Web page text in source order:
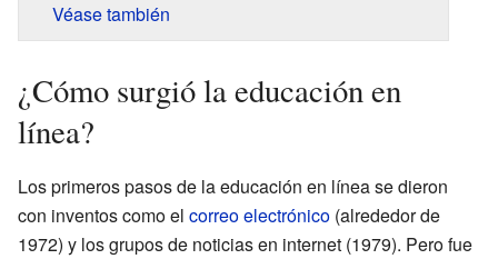
Véase también
¿Cómo surgió la educación en
línea?
Los primeros pasos de la educación en línea se dieron
con inventos como el correo electrónico (alrededor de
1972) y los grupos de noticias en internet (1979). Pero fue